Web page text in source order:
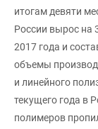
итогам девяти
России вырос на
2017 года и
объемы
и линейного
текущего года в
полимеров